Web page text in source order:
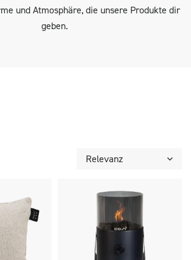
und Atmosphäre, die unsere Produkte dir
geben.